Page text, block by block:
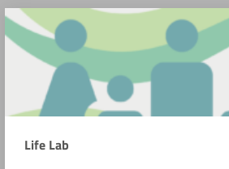
Life Lab